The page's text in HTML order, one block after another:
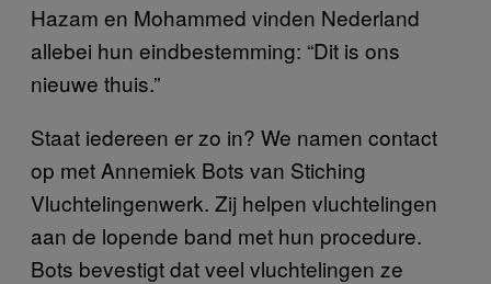
Hazam en Mohammed vinden Nederland
allebei hun eindbestemming: “Dit is ons
nieuwe thuis.”
Staat iedereen er zo in? We namen contact
op met Annemiek Bots van Stiching
Vluchtelingenwerk. Zij helpen vluchtelingen
aan de lopende band met hun procedure.
Bots bevestigt dat veel vluchtelingen ze